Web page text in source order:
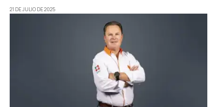
21 DE JULIO DE 2025